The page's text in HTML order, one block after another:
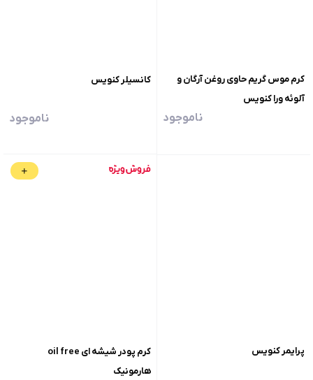
کرم موس گریم حاوی روغن آرگان و
آلوئه ورا کنویس
ناموجود
کانسیلر کنویس
ناموجود
پرایمر کنویس
کرم پودر شیشه ای oil free
هارمونیک